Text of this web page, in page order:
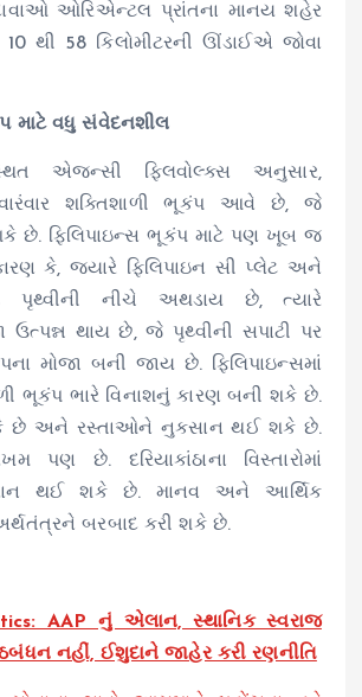
દાવાઓ ઓરિએન્ટલ પ્રાંતના માનય શહેર
થી 58 કિલોમીટરની ઊંડાઈએ જોવા
માટે વધુ સંવેદનશીલ
એજન્સી ફિલવોલ્ક્સ અનુસાર,
વારંવાર શક્તિશાળી ભૂકંપ આવે છે, જે
છે. ફિલિપાઇન્સ ભૂકંપ માટે પણ ખૂબ જ
કે, જ્યારે ફિલિપાઇન સી પ્લેટ અને
પૃથ્વીની નીચે અથડાય છે, ત્યારે
ઉત્પન્ન થાય છે, જે પૃથ્વીની સપાટી પર
મોજા બની જાય છે. ફિલિપાઇન્સમાં
ભૂકંપ ભારે વિનાશનું કારણ બની શકે છે.
છે અને રસ્તાઓને નુકસાન થઈ શકે છે.
પણ છે. દરિયાકાંઠાના વિસ્તારોમાં
થઈ શકે છે. માનવ અને આર્થિક
બરબાદ કરી શકે છે.
AAP નું એલાન, સ્થાનિક સ્વરાજ
નહીં, ઈશુદાને જાહેર કરી રણનીતિ